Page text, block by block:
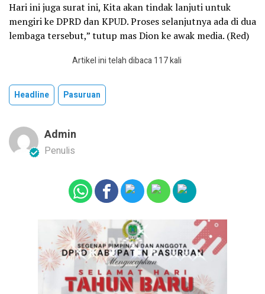
Hari ini juga surat ini, Kita akan tindak lanjuti untuk
mengiri ke DPRD dan KPUD. Proses selanjutnya ada di dua
lembaga tersebut,” tutup mas Dion ke awak media. (Red)
Artikel ini telah dibaca 117 kali
Headline Pasuruan
Admin
Penulis